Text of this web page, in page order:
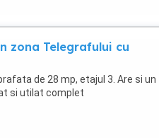
zona Telegrafului cu
de 28 mp, etajul 3. Are si un
si utilat complet